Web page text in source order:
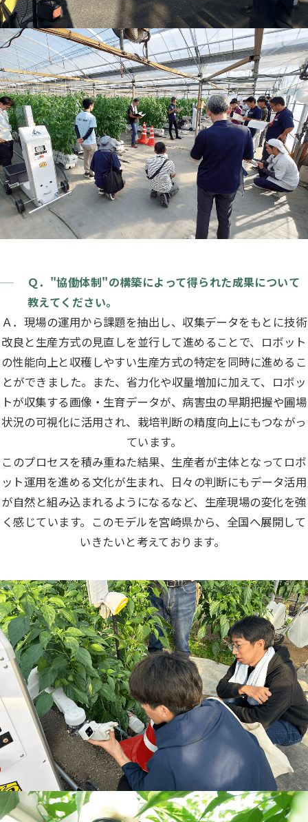
Ｑ．"協働体制"の構築によって得られた成果について
教えてください。
Ａ．現場の運用から課題を抽出し、収集データをもとに技術
改良と生産方式の見直しを並行して進めることで、ロボット
の性能向上と収穫しやすい生産方式の特定を同時に進めるこ
とができました。また、省力化や収量増加に加えて、ロボッ
トが収集する画像・生育データが、病害虫の早期把握や圃場
状況の可視化に活用され、栽培判断の精度向上にもつながっ
ています。
このプロセスを積み重ねた結果、生産者が主体となってロボ
ット運用を進める文化が生まれ、日々の判断にもデータ活用
が自然と組み込まれるようになるなど、生産現場の変化を強
く感じています。このモデルを宮崎県から、全国へ展開して
いきたいと考えております。